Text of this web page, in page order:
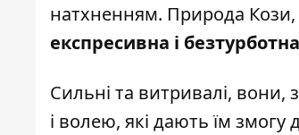
натхненням. Природа Кози,
експресивна і
Сильні та витривалі, вони,
і волею, які дають їм змогу